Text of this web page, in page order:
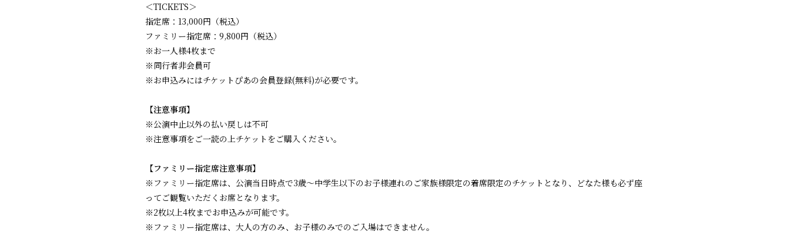
＜TICKETS＞
指定席：13,000円（税込）
ファミリー指定席：9,800円（税込）
※お一人様4枚まで
※同行者非会員可
※お申込みにはチケットぴあの会員登録(無料)が必要です。
【注意事項】
※公演中止以外の払い戻しは不可
※注意事項をご一読の上チケットをご購入ください。
【ファミリー指定席注意事項】
※ファミリー指定席は、公演当日時点で3歳〜中学生以下のお子様連れのご家族様限定の着席限定のチケットとなり、どなた様も必ず座
ってご観覧いただくお席となります。
※2枚以上4枚までお申込みが可能です。
※ファミリー指定席は、大人の方のみ、お子様のみでのご入場はできません。